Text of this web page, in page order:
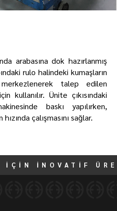
arabasına dok hazırlanmış
rulo halindeki kumaşların
talep edilen
kullanılır. Ünite çıkısındaki
baskı yapılırken,
çalışmasını sağlar.
İÇİN İNOVATİF